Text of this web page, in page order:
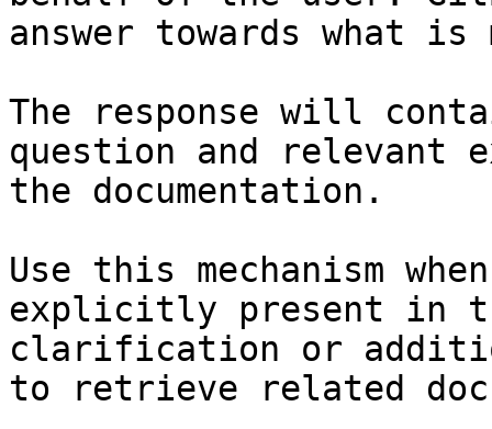
answer towards what
The response will
question and relevant
the documentation.
Use this mechanism
explicitly present in
clarification or